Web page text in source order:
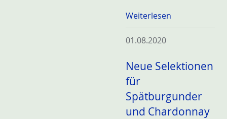
Weiterlesen
01.08.2020
Neue Selektionen
für
Spätburgunder
und Chardonnay